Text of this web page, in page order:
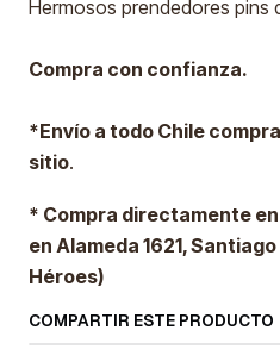
Hermosos prendedores pins
Compra con confianza.
*Envío a todo Chile
sitio.
* Compra directamente
en Alameda 1621,
Héroes)
COMPARTIR ESTE PRODUCTO